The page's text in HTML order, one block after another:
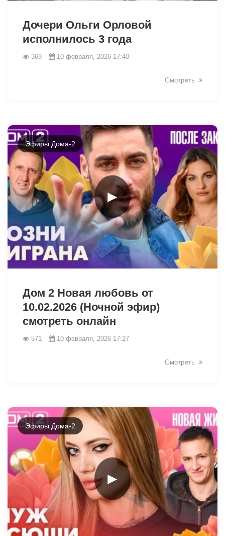
Дочери Ольги Орловой
исполнилось 3 года
369 10 февраля, 2026 17:40
Смотреть
►
Эфиры Дома-2
Дом 2 Новая любовь от
10.02.2026 (Ночной эфир)
смотреть онлайн
571 10 февраля, 2026 17:27
Смотреть
►
Эфиры Дома-2